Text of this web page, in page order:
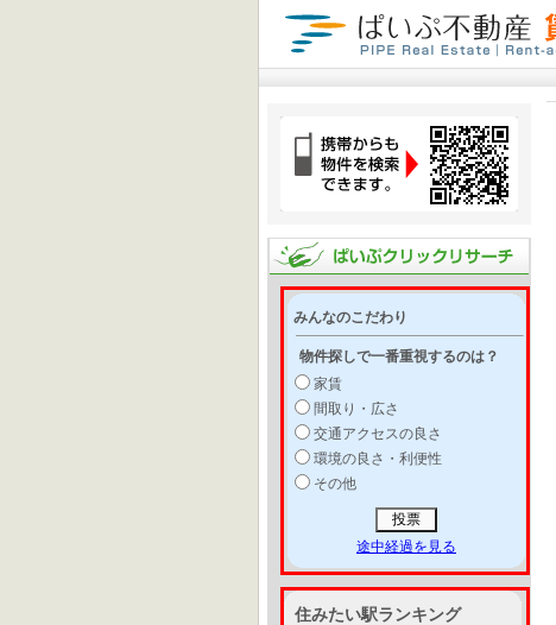
みんなのこだわり
物件探しで一番重視するのは？
家賃
間取り・広さ
交通アクセスの良さ
環境の良さ・利便性
その他
途中経過を見る
住みたい駅ランキング